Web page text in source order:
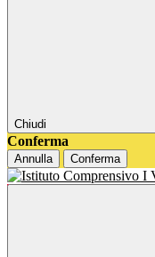
Chiudi
Conferma
Annulla Conferma